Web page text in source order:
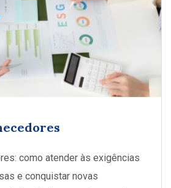
como atender às exigências
e conquistar novas